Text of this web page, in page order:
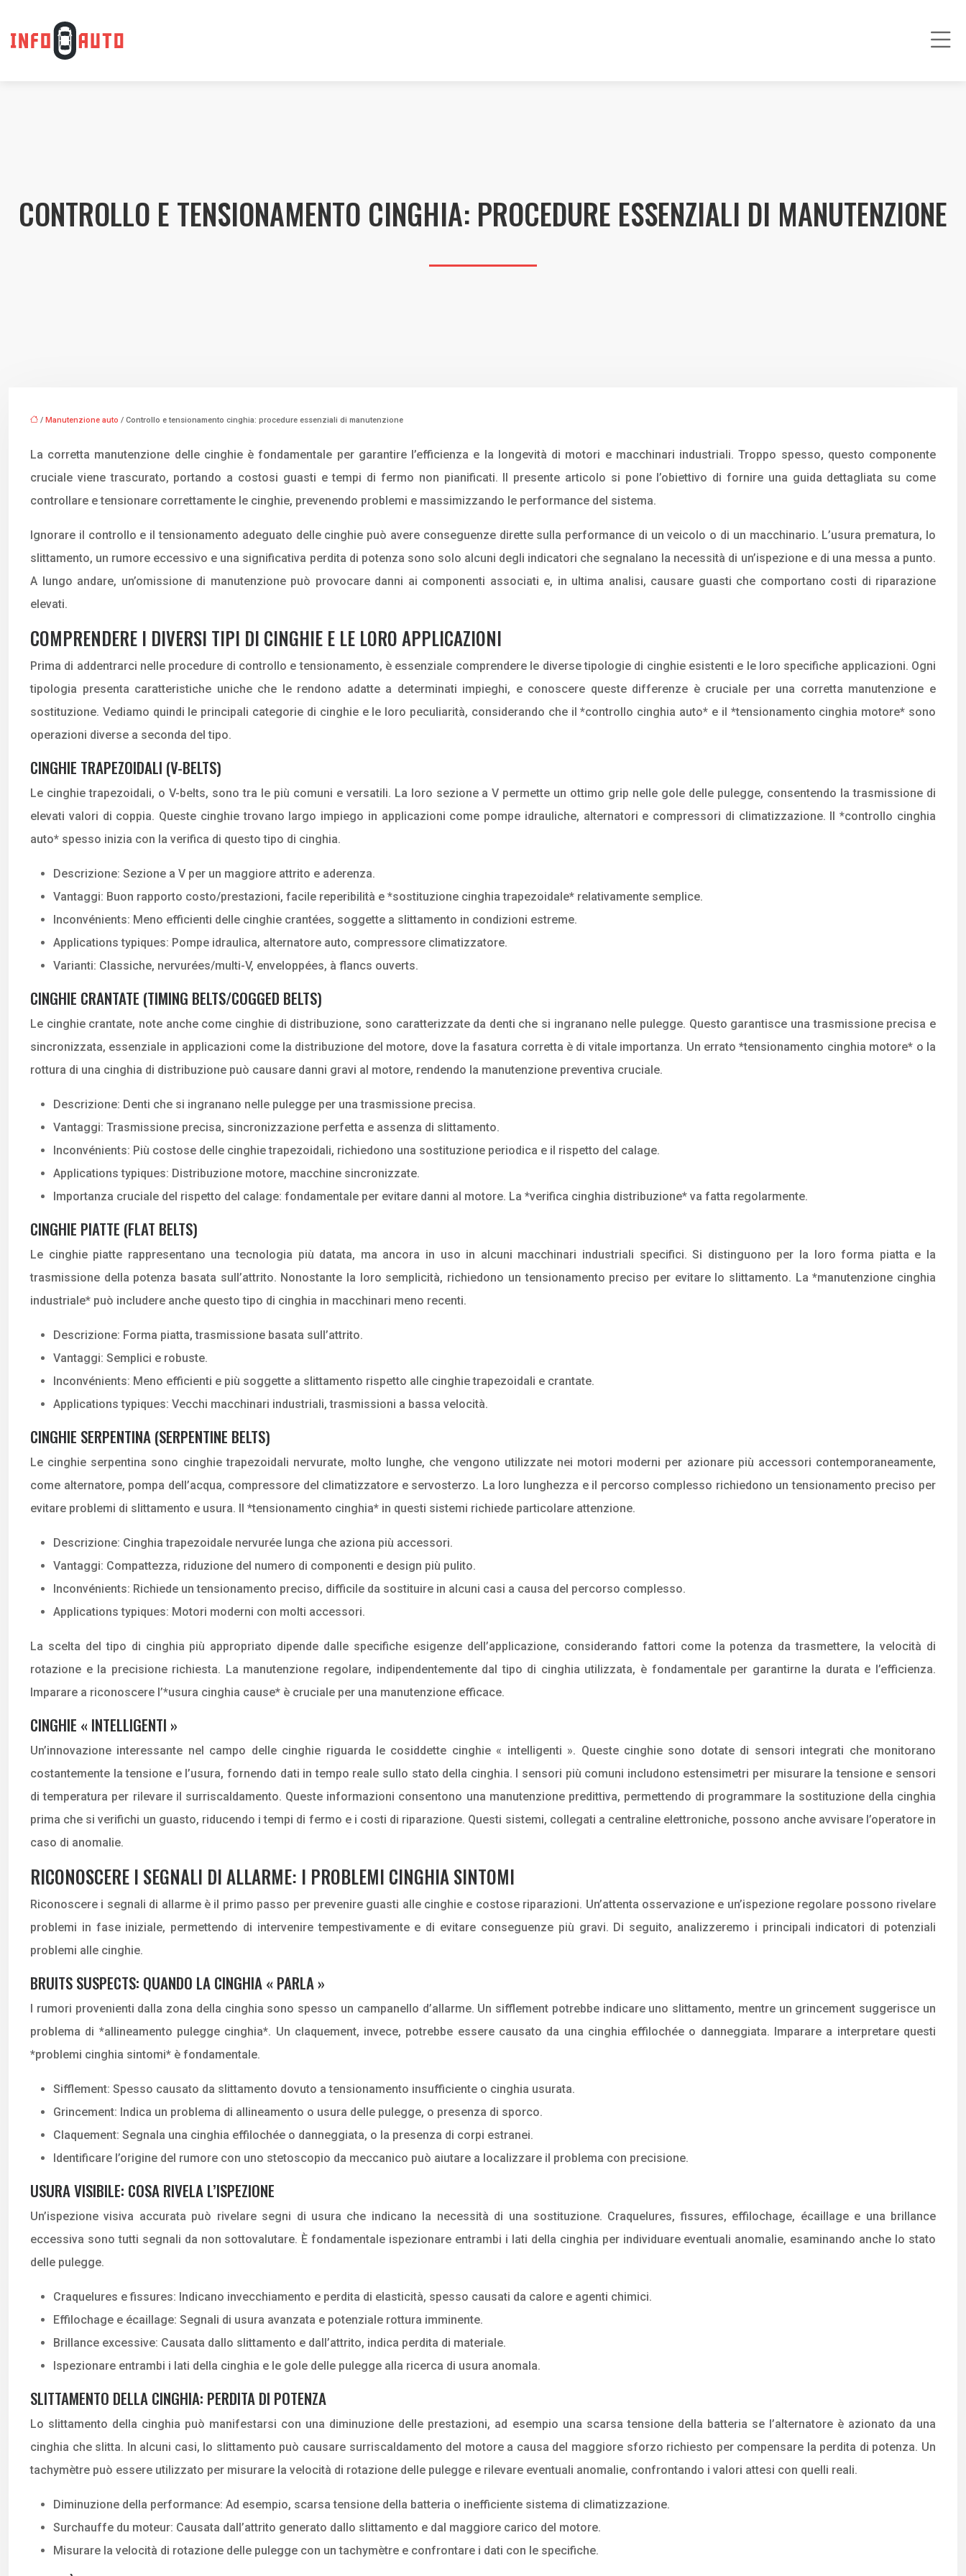
CONTROLLO E TENSIONAMENTO CINGHIA: PROCEDURE ESSENZIALI DI MANUTENZIONE
/ Manutenzione auto / Controllo e tensionamento cinghia: procedure essenziali di manutenzione
La corretta manutenzione delle cinghie è fondamentale per garantire l’efficienza e la longevità di motori e macchinari industriali. Troppo spesso, questo componente
cruciale viene trascurato, portando a costosi guasti e tempi di fermo non pianificati. Il presente articolo si pone l’obiettivo di fornire una guida dettagliata su come
controllare e tensionare correttamente le cinghie, prevenendo problemi e massimizzando le performance del sistema.
Ignorare il controllo e il tensionamento adeguato delle cinghie può avere conseguenze dirette sulla performance di un veicolo o di un macchinario. L’usura prematura, lo
slittamento, un rumore eccessivo e una significativa perdita di potenza sono solo alcuni degli indicatori che segnalano la necessità di un’ispezione e di una messa a punto.
A lungo andare, un’omissione di manutenzione può provocare danni ai componenti associati e, in ultima analisi, causare guasti che comportano costi di riparazione
elevati.
COMPRENDERE I DIVERSI TIPI DI CINGHIE E LE LORO APPLICAZIONI
Prima di addentrarci nelle procedure di controllo e tensionamento, è essenziale comprendere le diverse tipologie di cinghie esistenti e le loro specifiche applicazioni. Ogni
tipologia presenta caratteristiche uniche che le rendono adatte a determinati impieghi, e conoscere queste differenze è cruciale per una corretta manutenzione e
sostituzione. Vediamo quindi le principali categorie di cinghie e le loro peculiarità, considerando che il *controllo cinghia auto* e il *tensionamento cinghia motore* sono
operazioni diverse a seconda del tipo.
CINGHIE TRAPEZOIDALI (V-BELTS)
Le cinghie trapezoidali, o V-belts, sono tra le più comuni e versatili. La loro sezione a V permette un ottimo grip nelle gole delle pulegge, consentendo la trasmissione di
elevati valori di coppia. Queste cinghie trovano largo impiego in applicazioni come pompe idrauliche, alternatori e compressori di climatizzazione. Il *controllo cinghia
auto* spesso inizia con la verifica di questo tipo di cinghia.
Descrizione: Sezione a V per un maggiore attrito e aderenza.
Vantaggi: Buon rapporto costo/prestazioni, facile reperibilità e *sostituzione cinghia trapezoidale* relativamente semplice.
Inconvénients: Meno efficienti delle cinghie crantées, soggette a slittamento in condizioni estreme.
Applications typiques: Pompe idraulica, alternatore auto, compressore climatizzatore.
Varianti: Classiche, nervurées/multi-V, enveloppées, à flancs ouverts.
CINGHIE CRANTATE (TIMING BELTS/COGGED BELTS)
Le cinghie crantate, note anche come cinghie di distribuzione, sono caratterizzate da denti che si ingranano nelle pulegge. Questo garantisce una trasmissione precisa e
sincronizzata, essenziale in applicazioni come la distribuzione del motore, dove la fasatura corretta è di vitale importanza. Un errato *tensionamento cinghia motore* o la
rottura di una cinghia di distribuzione può causare danni gravi al motore, rendendo la manutenzione preventiva cruciale.
Descrizione: Denti che si ingranano nelle pulegge per una trasmissione precisa.
Vantaggi: Trasmissione precisa, sincronizzazione perfetta e assenza di slittamento.
Inconvénients: Più costose delle cinghie trapezoidali, richiedono una sostituzione periodica e il rispetto del calage.
Applications typiques: Distribuzione motore, macchine sincronizzate.
Importanza cruciale del rispetto del calage: fondamentale per evitare danni al motore. La *verifica cinghia distribuzione* va fatta regolarmente.
CINGHIE PIATTE (FLAT BELTS)
Le cinghie piatte rappresentano una tecnologia più datata, ma ancora in uso in alcuni macchinari industriali specifici. Si distinguono per la loro forma piatta e la
trasmissione della potenza basata sull’attrito. Nonostante la loro semplicità, richiedono un tensionamento preciso per evitare lo slittamento. La *manutenzione cinghia
industriale* può includere anche questo tipo di cinghia in macchinari meno recenti.
Descrizione: Forma piatta, trasmissione basata sull’attrito.
Vantaggi: Semplici e robuste.
Inconvénients: Meno efficienti e più soggette a slittamento rispetto alle cinghie trapezoidali e crantate.
Applications typiques: Vecchi macchinari industriali, trasmissioni a bassa velocità.
CINGHIE SERPENTINA (SERPENTINE BELTS)
Le cinghie serpentina sono cinghie trapezoidali nervurate, molto lunghe, che vengono utilizzate nei motori moderni per azionare più accessori contemporaneamente,
come alternatore, pompa dell’acqua, compressore del climatizzatore e servosterzo. La loro lunghezza e il percorso complesso richiedono un tensionamento preciso per
evitare problemi di slittamento e usura. Il *tensionamento cinghia* in questi sistemi richiede particolare attenzione.
Descrizione: Cinghia trapezoidale nervurée lunga che aziona più accessori.
Vantaggi: Compattezza, riduzione del numero di componenti e design più pulito.
Inconvénients: Richiede un tensionamento preciso, difficile da sostituire in alcuni casi a causa del percorso complesso.
Applications typiques: Motori moderni con molti accessori.
La scelta del tipo di cinghia più appropriato dipende dalle specifiche esigenze dell’applicazione, considerando fattori come la potenza da trasmettere, la velocità di
rotazione e la precisione richiesta. La manutenzione regolare, indipendentemente dal tipo di cinghia utilizzata, è fondamentale per garantirne la durata e l’efficienza.
Imparare a riconoscere l’*usura cinghia cause* è cruciale per una manutenzione efficace.
CINGHIE « INTELLIGENTI »
Un’innovazione interessante nel campo delle cinghie riguarda le cosiddette cinghie « intelligenti ». Queste cinghie sono dotate di sensori integrati che monitorano
costantemente la tensione e l’usura, fornendo dati in tempo reale sullo stato della cinghia. I sensori più comuni includono estensimetri per misurare la tensione e sensori
di temperatura per rilevare il surriscaldamento. Queste informazioni consentono una manutenzione predittiva, permettendo di programmare la sostituzione della cinghia
prima che si verifichi un guasto, riducendo i tempi di fermo e i costi di riparazione. Questi sistemi, collegati a centraline elettroniche, possono anche avvisare l’operatore in
caso di anomalie.
RICONOSCERE I SEGNALI DI ALLARME: I PROBLEMI CINGHIA SINTOMI
Riconoscere i segnali di allarme è il primo passo per prevenire guasti alle cinghie e costose riparazioni. Un’attenta osservazione e un’ispezione regolare possono rivelare
problemi in fase iniziale, permettendo di intervenire tempestivamente e di evitare conseguenze più gravi. Di seguito, analizzeremo i principali indicatori di potenziali
problemi alle cinghie.
BRUITS SUSPECTS: QUANDO LA CINGHIA « PARLA »
I rumori provenienti dalla zona della cinghia sono spesso un campanello d’allarme. Un sifflement potrebbe indicare uno slittamento, mentre un grincement suggerisce un
problema di *allineamento pulegge cinghia*. Un claquement, invece, potrebbe essere causato da una cinghia effilochée o danneggiata. Imparare a interpretare questi
*problemi cinghia sintomi* è fondamentale.
Sifflement: Spesso causato da slittamento dovuto a tensionamento insufficiente o cinghia usurata.
Grincement: Indica un problema di allineamento o usura delle pulegge, o presenza di sporco.
Claquement: Segnala una cinghia effilochée o danneggiata, o la presenza di corpi estranei.
Identificare l’origine del rumore con uno stetoscopio da meccanico può aiutare a localizzare il problema con precisione.
USURA VISIBILE: COSA RIVELA L’ISPEZIONE
Un’ispezione visiva accurata può rivelare segni di usura che indicano la necessità di una sostituzione. Craquelures, fissures, effilochage, écaillage e una brillance
eccessiva sono tutti segnali da non sottovalutare. È fondamentale ispezionare entrambi i lati della cinghia per individuare eventuali anomalie, esaminando anche lo stato
delle pulegge.
Craquelures e fissures: Indicano invecchiamento e perdita di elasticità, spesso causati da calore e agenti chimici.
Effilochage e écaillage: Segnali di usura avanzata e potenziale rottura imminente.
Brillance excessive: Causata dallo slittamento e dall’attrito, indica perdita di materiale.
Ispezionare entrambi i lati della cinghia e le gole delle pulegge alla ricerca di usura anomala.
SLITTAMENTO DELLA CINGHIA: PERDITA DI POTENZA
Lo slittamento della cinghia può manifestarsi con una diminuzione delle prestazioni, ad esempio una scarsa tensione della batteria se l’alternatore è azionato da una
cinghia che slitta. In alcuni casi, lo slittamento può causare surriscaldamento del motore a causa del maggiore sforzo richiesto per compensare la perdita di potenza. Un
tachymètre può essere utilizzato per misurare la velocità di rotazione delle pulegge e rilevare eventuali anomalie, confrontando i valori attesi con quelli reali.
Diminuzione della performance: Ad esempio, scarsa tensione della batteria o inefficiente sistema di climatizzazione.
Surchauffe du moteur: Causata dall’attrito generato dallo slittamento e dal maggiore carico del motore.
Misurare la velocità di rotazione delle pulegge con un tachymètre e confrontare i dati con le specifiche.